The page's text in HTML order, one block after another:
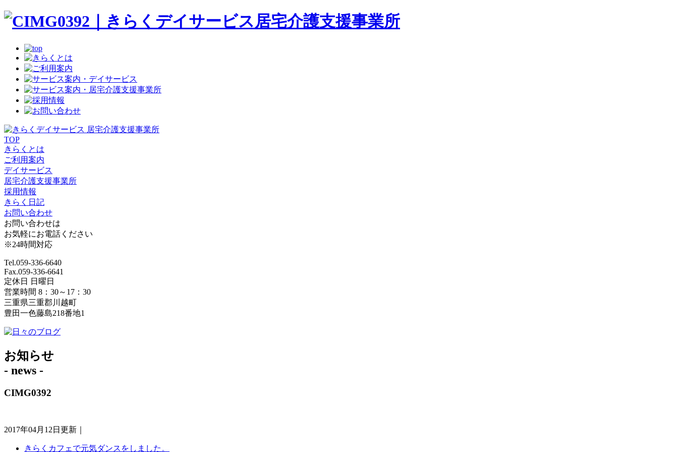
TOP
きらくとは
ご利用案内
デイサービス
居宅介護支援事業所
採用情報
きらく日記
お問い合わせ
お問い合わせは
お気軽にお電話ください
※24時間対応
Tel.059-336-6640
Fax.059-336-6641
定休日 日曜日
営業時間 8：30～17：30
三重県三重郡川越町
豊田一色藤島218番地1
お知らせ
- news -
CIMG0392
2017年04月12日更新｜
きらくカフェで元気ダンスをしました。